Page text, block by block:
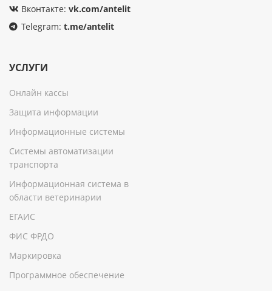
Вконтакте: vk.com/antelit
Telegram: t.me/antelit
УСЛУГИ
Онлайн кассы
Защита информации
Информационные системы
Системы автоматизации
транспорта
Информационная система в
области ветеринарии
ЕГАИС
ФИС ФРДО
Маркировка
Программное обеспечение